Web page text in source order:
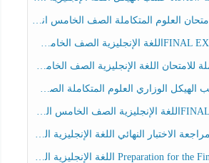
العلوم المتكاملة الصف الخامس انسبير الفصل الثالث
اللغة الإنجليزية الصف الخامس الفصل الثالث
العلوم المتكاملة الصف الخامس عام الفصل الثالث
النهائي اللغة الإنجليزية الصف الرابع الفصل الثالث